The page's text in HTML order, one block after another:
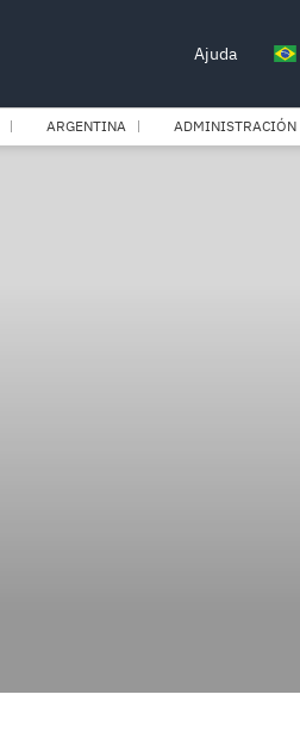
Ajuda
ARGENTINA ADMINISTRACIÓN